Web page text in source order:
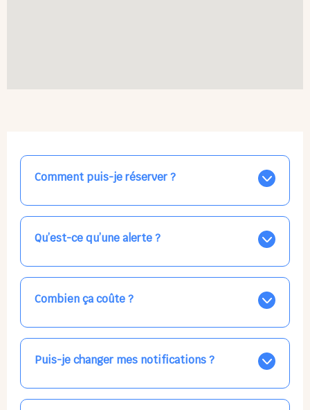
Comment puis-je réserver ?
Nos places libres au quotidien sont affichées jour par
jour dans le calendrier ci-dessus, EN BLEU. Tapez sur
celle qui vous intéresse, choisissez vos horaires, et la
confirmation est immédiate ! Vos accueils
Qu’est-ce qu’une alerte ?
Vous avez besoin d'une solution d'accueil pour une
date précise, ou pour un jour régulier dans la semaine,
mais les places disponibles EN BLEU ne correspondent
pas ? Créez une alerte ponctuelle ou récurrente, ainsi
Combien ça coûte ?
Votre accueil est normalement facturé par la direction
de la crèche, en fin de mois, selon votre taux horaire
habituel. N'hésitez pas à confirmer directement avec
l'équipe lors de la prochaine visite !
Puis-je changer mes notifications ?
Dans votre profil (bouton bleu en haut à droite), vous
pouvez choisir de recevoir les alertes et confirmations